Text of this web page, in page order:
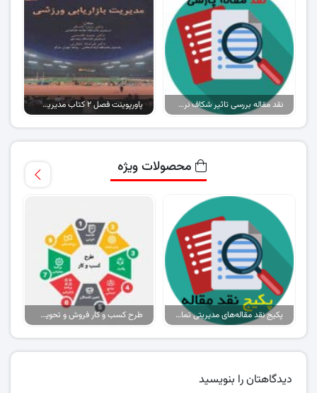
نقد مقاله بررسی تاثیر شکاف نرخ ارز رسمی و بازار آزاد بر تورم اقتصاد ایران پاورپوینت فصل ۲ کتاب مدیریت بازاریابی ورزشی
محصولات ویژه
پکیج نقد مقاله‌های مدیریتی تمام گرایش‌ها طرح کسب و کار فروش و تحویل پیتزا در ایران
دیدگاهتان را بنویسید